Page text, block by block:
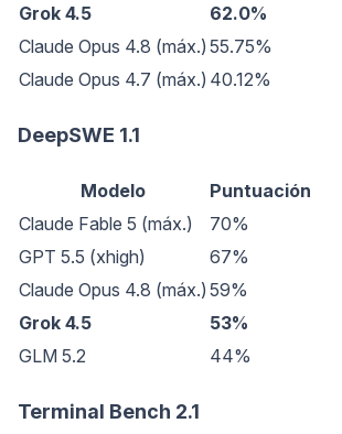
Grok 4.5
62.0%
Claude Opus 4.8 (máx.) 55.75%
Claude Opus 4.7 (máx.) 40.12%
DeepSWE 1.1
Modelo
Puntuación
Claude Fable 5 (máx.)
70%
GPT 5.5 (xhigh)
67%
Claude Opus 4.8 (máx.) 59%
Grok 4.5
53%
GLM 5.2
44%
Terminal Bench 2.1